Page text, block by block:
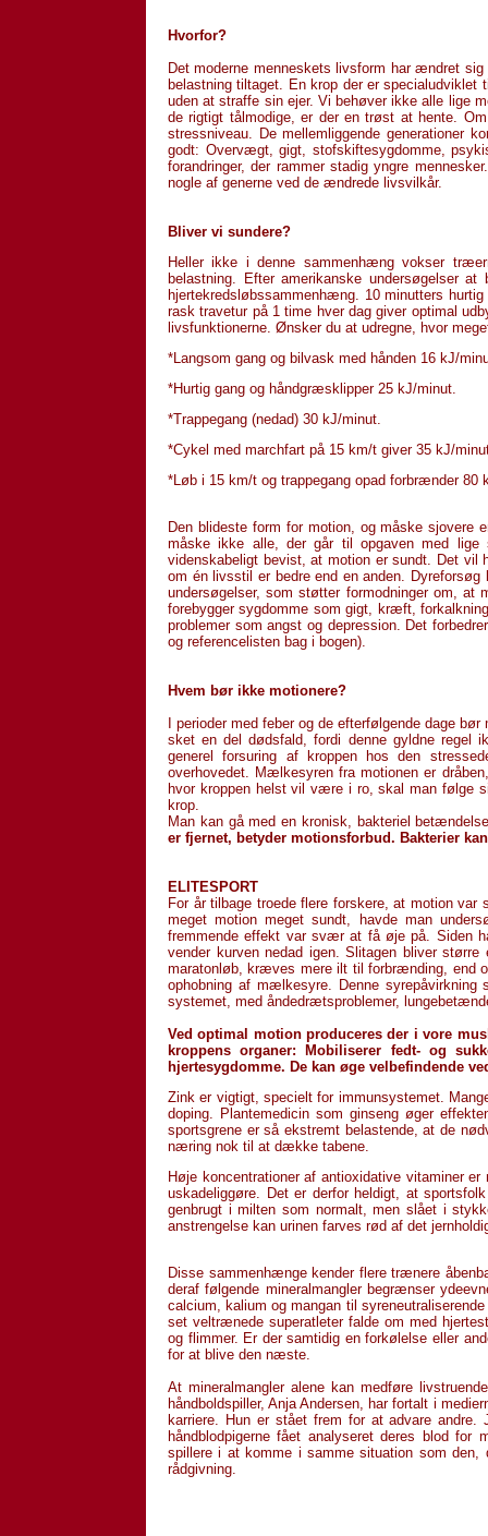
Hvorfor?
Det moderne menneskets livsform har ændret
belastning tiltaget. En krop der er
uden at straffe sin ejer. Vi behøver ikke alle lige
de rigtigt tålmodige, er der en trøst at hente.
stressniv­eau. De mellemliggende generationer
godt: Overvægt, gigt, stofskiftesyg­domme,
forandringer, der rammer stadig yngre
nogle af generne ved de ændrede livsvilkår.
Bliver vi sundere?
Heller ikke i denne sammenhæng vokser
belastning. Efter amerikanske undersøgelser
hjertekreds­løbssam­men­hæng. 10 minutters
rask travetur på 1 time hver dag giver optimal
livs­funktionerne. Ønsker du at udregne, hvor
*Langsom gang og bilvask med hånden 16 kJ/
*Hurtig gang og håndgræsklipper 25 kJ/minut.
*Trappegang (nedad) 30 kJ/minut.
*Cykel med marchfart på 15 km/t giver 35 kJ/
*Løb i 15 km/t og trappegang opad forbrænder 80
Den blideste form for motion, og måske
måske ikke alle, der går til opgaven med
videnskabeligt bevist, at motion er sundt. Det vil
om én livsstil er bedre end en anden.
undersøgelser, som støtter formodninger om, at
forebygger sygdomme som gigt, kræft,
problemer som angst og depression. Det
og referencel­isten bag i bogen).
Hvem bør ikke motionere?
I perioder med feber og de efterfølgende dage
sket en del dødsfald, fordi denne gyldne regel
generel forsuring af kroppen hos den
overhovedet. Mælkesyren fra motionen er
hvor kroppen helst vil være i ro, skal man følge
krop.
Man kan gå med en kronisk, bakteriel
er fjernet, betyder motionsforbud. Bakterier
ELITESPORT
For år tilbage troede flere forskere, at motion
meget motion meget sundt, havde man
fremmende effekt var svær at få øje på. Siden
vender kurven nedad igen. Slitagen bliver
maraton­løb, kræves mere ilt til forbrænding, end
ophobning af mælkesyre. Denne
systemet, med åndedræts­problem­er,
Ved optimal motion produceres der i vore
kroppens organer: Mobiliserer fedt- og
hjertesygdomme. De kan øge velbefindende
Zink er vigtigt, specielt for immunsystemet.
doping. Plantem­ed­icin som ginseng øger
sportsgrene er så ekstremt belastende, at de
næring nok til at dække tabene.
Høje koncentrationer af antioxidative vitaminer
uskadelig­gøre. Det er derfor heldigt, at
genbrugt i milten som normalt, men slået i
anstrengelse kan urinen farves rød af det
Disse sammenhænge kender flere trænere
deraf følgende mineral­mangler begrænser
calcium, kalium og mangan til
set veltrænede superatleter falde om med
og flimmer. Er der samtidig en forkølelse eller
for at blive den næste.
At mineralmangler alene kan medføre
håndboldspiller, Anja Andersen, har fortalt i
karriere. Hun er stået frem for at advare
håndblodpigerne fået analyseret deres blod
spillere i at komme i samme situation som
rådgivning.